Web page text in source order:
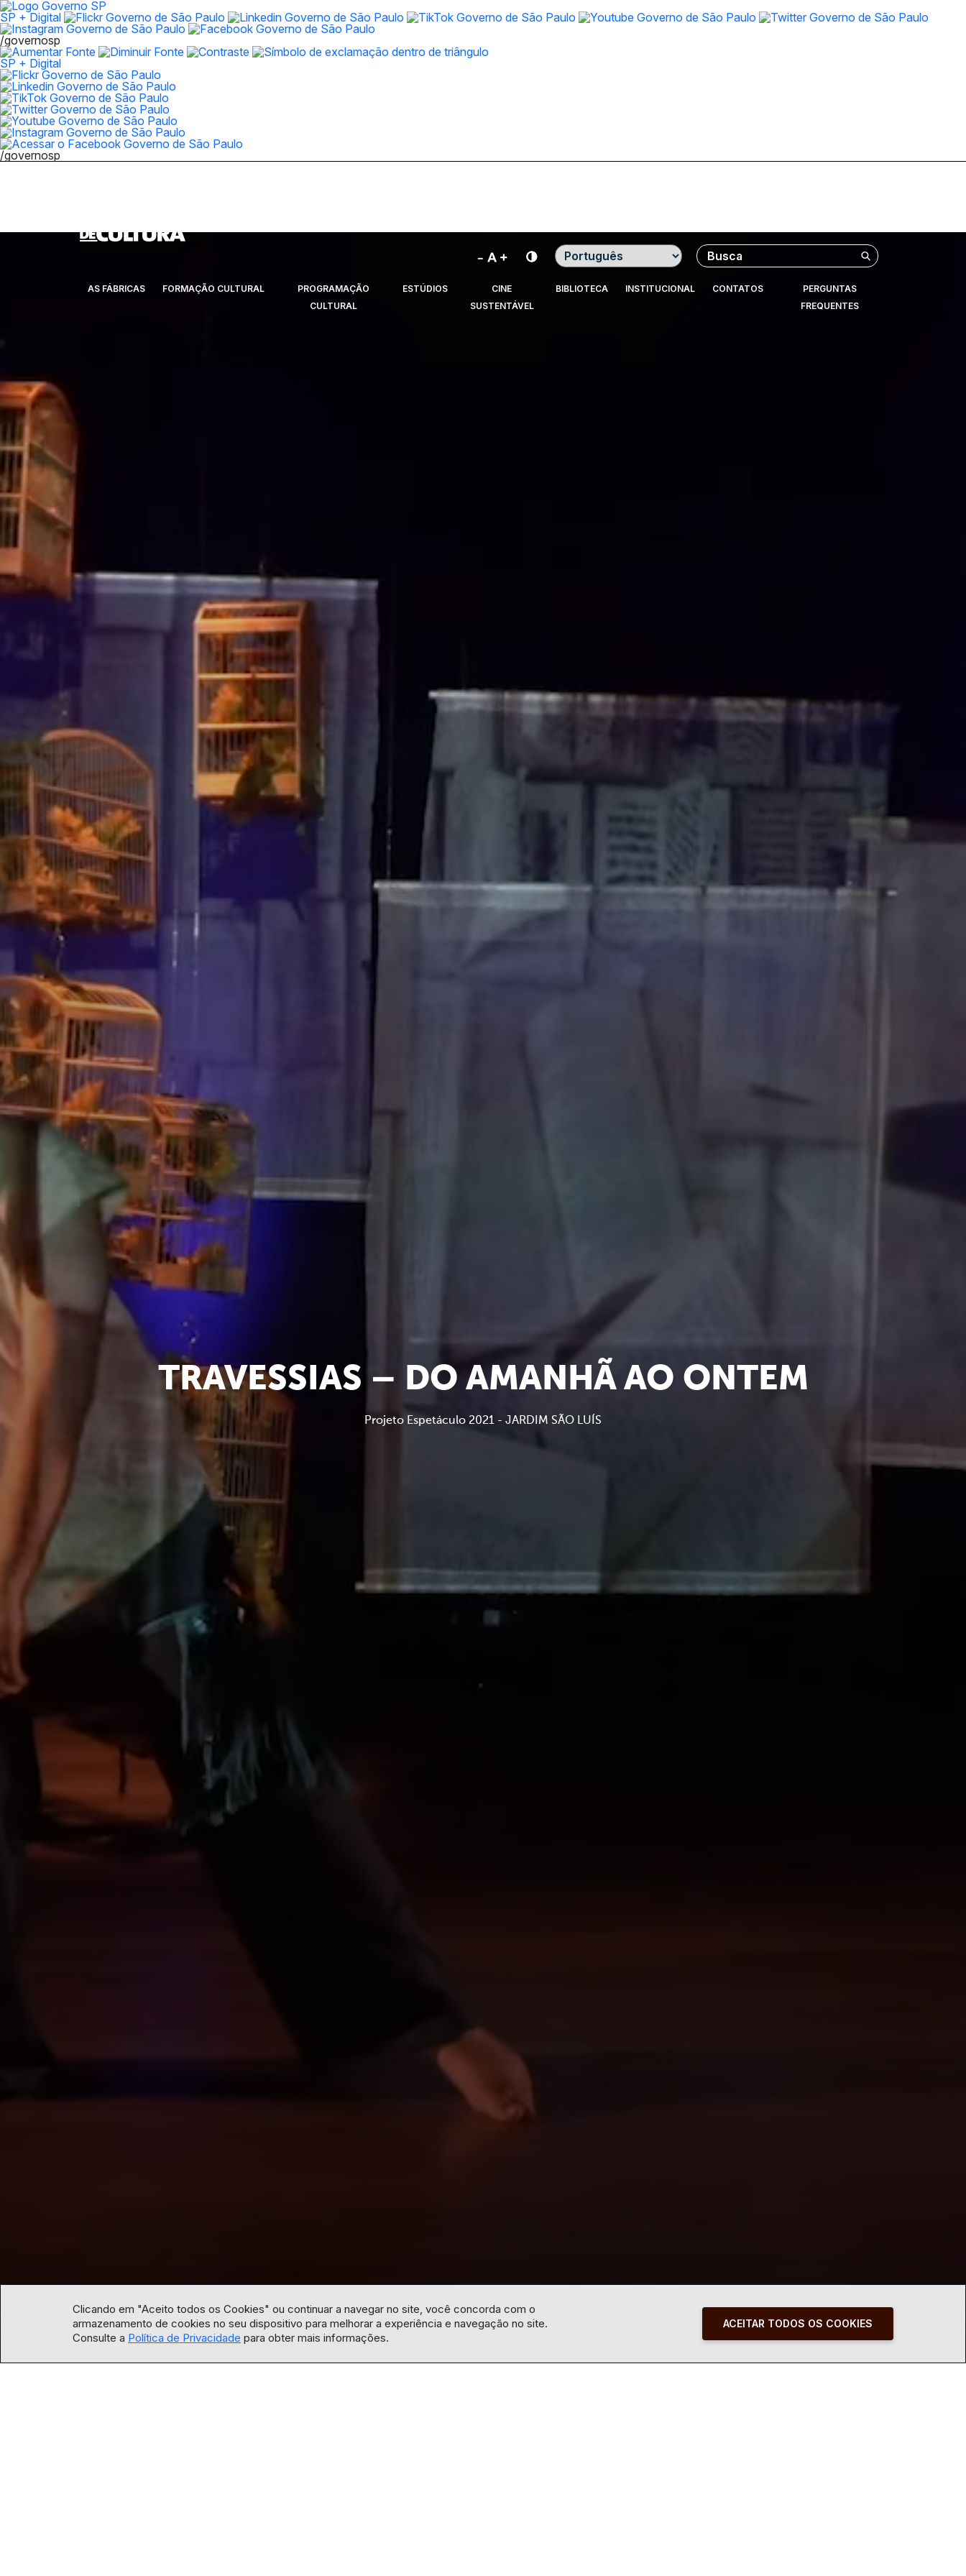
SP + Digital
/governosp
SP + Digital
/governosp
Contraste Buscar
AS FÁBRICAS FORMAÇÃO CULTURAL
PROGRAMAÇÃO
CULTURAL
ESTÚDIOS
CINE
SUSTENTÁVEL
BIBLIOTECA INSTITUCIONAL CONTATOS
PERGUNTAS
FREQUENTES
TRAVESSIAS – DO AMANHÃ AO ONTEM
Projeto Espetáculo 2021 - JARDIM SÃO LUÍS
Clicando em "Aceito todos os Cookies" ou continuar a navegar no site, você concorda com o
armazenamento de cookies no seu dispositivo para melhorar a experiência e navegação no site.
Consulte a Política de Privacidade para obter mais informações.
ACEITAR TODOS OS COOKIES